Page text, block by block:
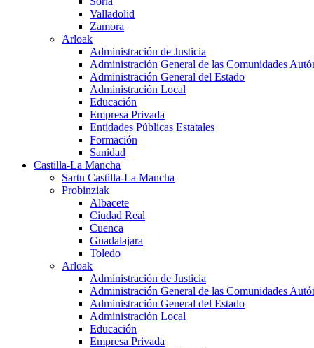
Valladolid
Zamora
Arloak
Administración de Justicia
Administración General de las Comunidades
Administración General del Estado
Administración Local
Educación
Empresa Privada
Entidades Públicas Estatales
Formación
Sanidad
Castilla-La Mancha
Sartu Castilla-La Mancha
Probinziak
Albacete
Ciudad Real
Cuenca
Guadalajara
Toledo
Arloak
Administración de Justicia
Administración General de las Comunidades
Administración General del Estado
Administración Local
Educación
Empresa Privada